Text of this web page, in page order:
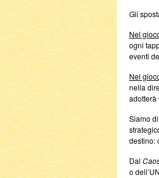
Gli
Nel
ogni
eventi
Nel
nella
adotterà
Siamo
destino:
Dal
o